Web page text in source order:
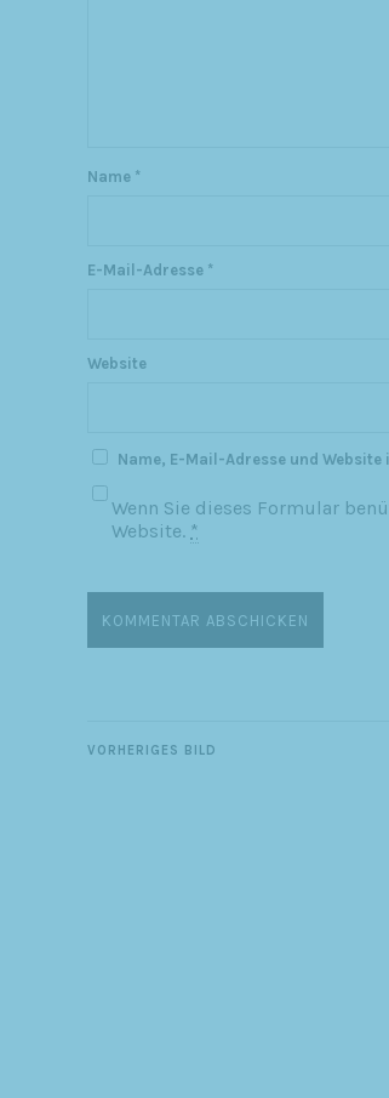
Name *
E-Mail-Adresse *
Website
Name, E-Mail-Adresse und
Wenn Sie dieses Formular
Website. *
VORHERIGES BILD